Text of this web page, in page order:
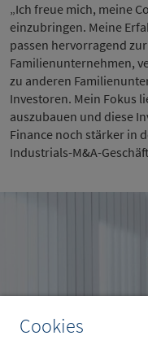
Cookies
„Ich freue mich, meine
einzubringen. Meine
passen hervorragend
Familienunternehmen,
zu anderen
Investoren. Mein Fokus
auszubauen und diese
Finance noch stärker in
Industrials-M&A-